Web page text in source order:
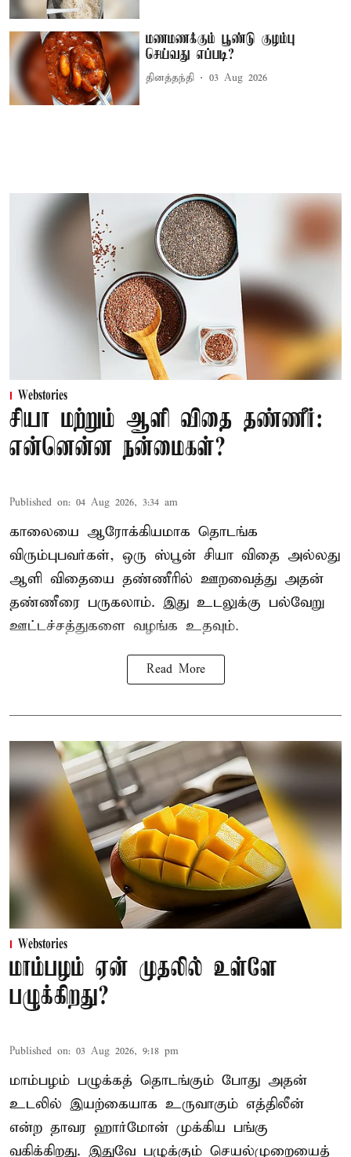
மணமணக்கும் பூண்டு குழம்பு
செய்வது எப்படி?
தினத்தந்தி 03 Aug 2026
Webstories
சியா மற்றும் ஆளி விதை தண்ணீர்:
என்னென்ன நன்மைகள்?
Published on: 04 Aug 2026, 3:34 am
காலையை ஆரோக்கியமாக தொடங்க
விரும்புபவர்கள், ஒரு ஸ்பூன் சியா விதை அல்லது
ஆளி விதையை தண்ணீரில் ஊறவைத்து அதன்
தண்ணீரை பருகலாம். இது உடலுக்கு பல்வேறு
ஊட்டச்சத்துகளை வழங்க உதவும்.
Read More
Webstories
மாம்பழம் ஏன் முதலில் உள்ளே
பழுக்கிறது?
Published on: 03 Aug 2026, 9:18 pm
மாம்பழம் பழுக்கத் தொடங்கும் போது அதன்
உடலில் இயற்கையாக உருவாகும் எத்திலீன்
என்ற தாவர ஹார்மோன் முக்கிய பங்கு
வகிக்கிறது. இதுவே பழுக்கும் செயல்முறையைத்